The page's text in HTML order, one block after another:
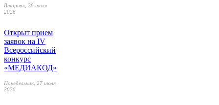
Вторник, 28 июля
2026
Открыт прием
заявок на IV
Всероссийский
конкурс
«МЕДИАКОД»
Понедельник, 27 июля
2026